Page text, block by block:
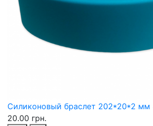
Силиконовый браслет 202*20*2 мм
20.00 грн.